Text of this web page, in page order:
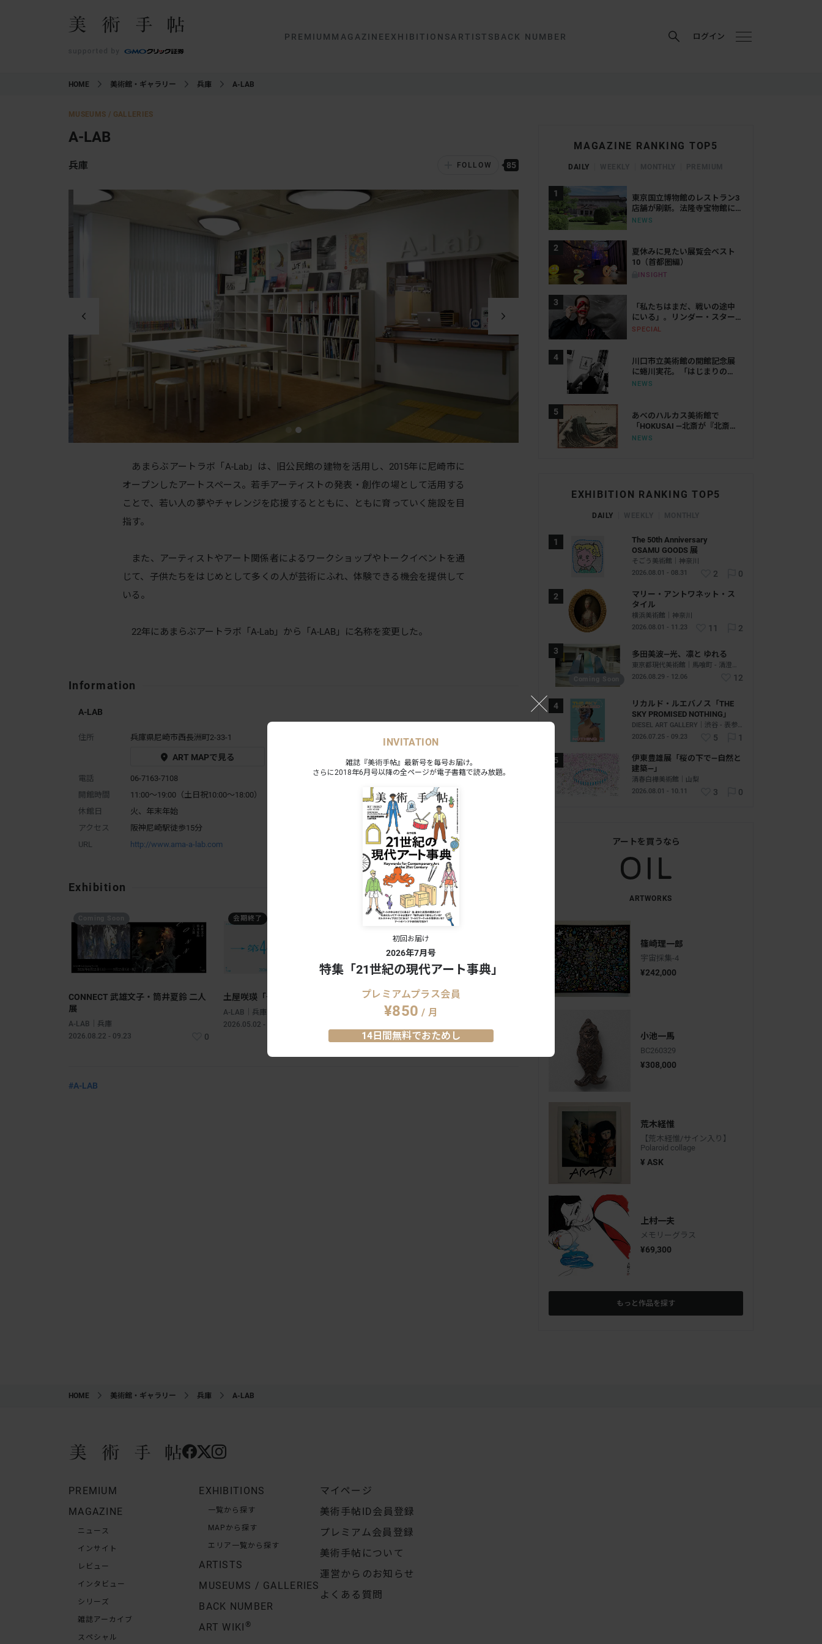
PREMIUM MAGAZINE EXHIBITIONSARTISTSBACK NUMBER ログイン
HOME 美術館・ギャラリー 兵庫 A-LAB
MUSEUMS / GALLERIES
A-LAB
兵庫 FOLLOW 85
あまらぶアートラボ「A-Lab」は、旧公民館の建物を活用し、2015年に尼崎市に
オープンしたアートスペース。若手アーティストの発表・創作の場として活用する
ことで、若い人の夢やチャレンジを応援するとともに、ともに育っていく施設を目
指す。
また、アーティストやアート関係者によるワークショップやトークイベントを通
じて、子供たちをはじめとして多くの人が芸術にふれ、体験できる機会を提供して
いる。
22年にあまらぶアートラボ「A-Lab」から「A-LAB」に名称を変更した。
Information
A-LAB
住所 兵庫県尼崎市西長洲町2-33-1
ART MAPで見る
電話
06-7163-7108
開館時間
11:00～19:00（土日祝10:00〜18:00）
休館日
火、年末年始
アクセス
阪神尼崎駅徒歩15分
URL
http://www.ama-a-lab.com
Exhibition
CONNECT 武雄文子・筒井夏鈴 二人
展
A-LAB｜兵庫
2026.08.22 - 09.23
0
会期終了
土屋咲瑛「→第4の壁」
A-LAB｜兵庫
2026.05.02 - 06.28
会期終了
新鋭アーティスト発信プロジェクト
「A-LAB Artist Gate’25」
2025.10.18 - 12.14
#A-LAB
MAGAZINE RANKING TOP5
DAILY
東京国立博物館のレストラン3
店舗が刷新。法隆寺宝物館に
は「鮨会席 おく乃」がオープ
NEWS
夏休みに見たい展覧会ベスト
10（首都圏編）
INSIGHT
「私たちはまだ、戦いの途中
にいる」。リンダー・スター
リングが語る、表現と抵抗の
SPECIAL
川口市立美術館の開館記念展
に蜷川実花。「はじまりの
光」で創作の原点をたどる
NEWS
あべのハルカス美術館で
「HOKUSAI ―北斎が『北斎』
だった時代―」が来年開催。
NEWS
EXHIBITION RANKING TOP5
DAILY
The 50th Anniversary
OSAMU GOODS 展
そごう美術館｜神奈川
2026.08.01 - 08.31
2 0
マリー・アントワネット・ス
タイル
横浜美術館｜神奈川
2026.08.01 - 11.23
11 2
多田美波―光、凛と ゆれる
東京都現代美術館｜馬喰町 - 清澄白河｜東京
2026.08.29 - 12.06
12
リカルド・ルエバノス「THE
SKY PROMISED NOTHING」
2026.07.25 - 09.23
5 1
伊東豊雄展「桜の下で―自然と
建築―」
清春白樺美術館｜山梨
2026.08.01 - 10.11
3 0
アートを買うなら
ARTWORKS
篠崎理一郎
宇宙採集-4
¥242,000
小池一馬
BC260329
¥308,000
荒木経惟
【荒木経惟/サイン入り】
Polaroid collage
¥ ASK
上村一夫
メモリーグラス
¥69,300
もっと作品を探す
HOME 美術館・ギャラリー 兵庫 A-LAB
PREMIUM
MAGAZINE
ニュース
インサイト
レビュー
インタビュー
シリーズ
雑誌アーカイブ
スペシャル
EXHIBITIONS
一覧から探す
MAPから探す
エリア一覧から探す
ARTISTS
MUSEUMS / GALLERIES
BACK NUMBER
ART WIKI ®
マイページ
美術手帖ID会員登録
プレミアム会員登録
美術手帖について
運営からのお知らせ
よくある質問
INVITATION
雑誌『美術手帖』最新号を毎号お届け。
さらに2018年6月号以降の全ページが電子書籍で読み放題。
初回お届け
2026年7月号
特集「21世紀の現代アート事典」
プレミアムプラス会員
¥850 / 月
14日間無料でおためし